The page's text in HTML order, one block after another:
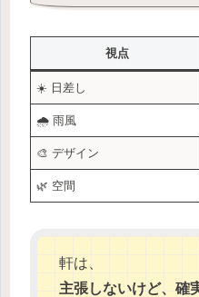
視点
☀️ 日差し
🌧️ 雨風
🎨 デザイン
🌿 空間
軒は、
主張しないけど、確